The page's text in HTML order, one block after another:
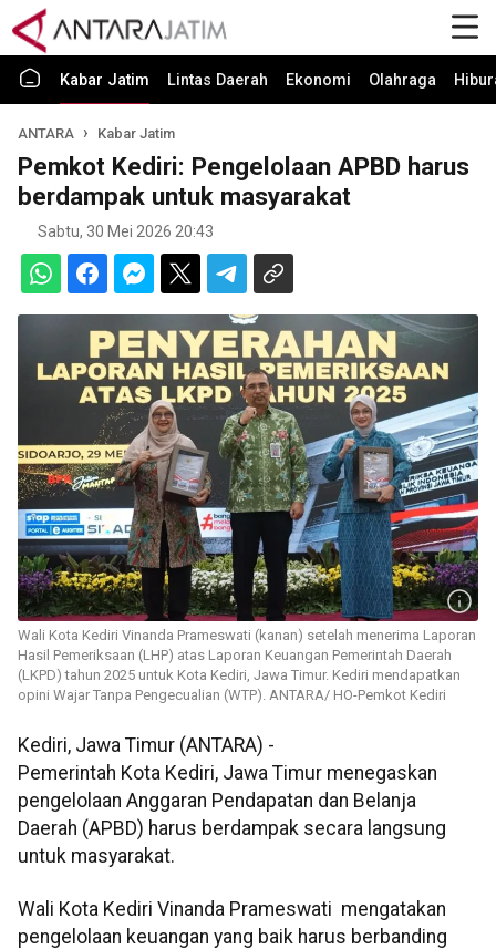
Kabar Jatim Lintas Daerah Ekonomi Olahraga
ANTARA Kabar Jatim
Pemkot Kediri: Pengelolaan APBD harus
berdampak untuk masyarakat
Sabtu, 30 Mei 2026 20:43
Wali Kota Kediri Vinanda Prameswati (kanan) setelah menerima Laporan
Hasil Pemeriksaan (LHP) atas Laporan Keuangan Pemerintah Daerah
(LKPD) tahun 2025 untuk Kota Kediri, Jawa Timur. Kediri mendapatkan
opini Wajar Tanpa Pengecualian (WTP). ANTARA/ HO-Pemkot Kediri
Kediri, Jawa Timur (ANTARA) -
Pemerintah Kota Kediri, Jawa Timur menegaskan
pengelolaan Anggaran Pendapatan dan Belanja
Daerah (APBD) harus berdampak secara langsung
untuk masyarakat.
Wali Kota Kediri Vinanda Prameswati mengatakan
pengelolaan keuangan yang baik harus berbanding